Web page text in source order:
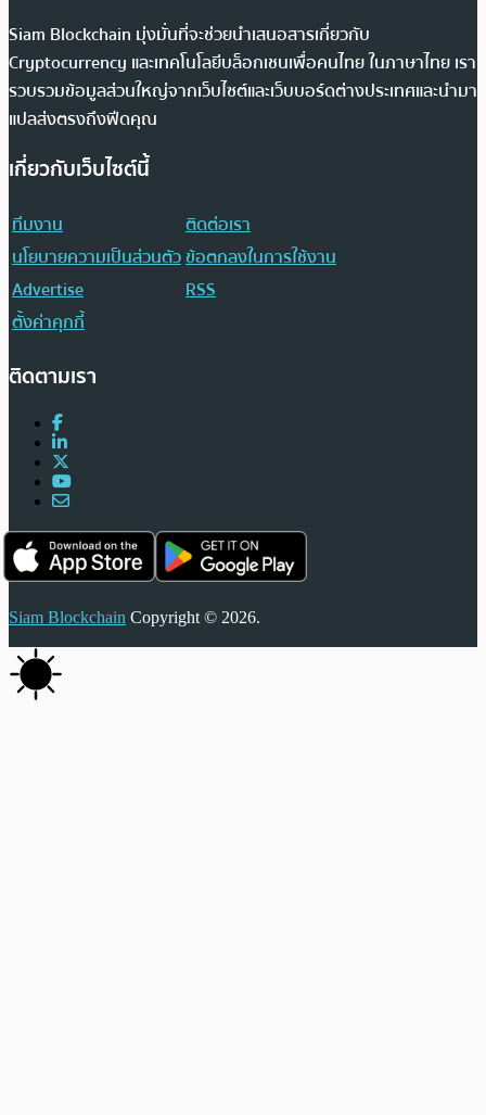
Siam Blockchain มุ่งมั่นที่จะช่วยนำเสนอสารเกี่ยวกับ
Cryptocurrency และเทคโนโลยีบล็อกเชนเพื่อคนไทย ในภาษาไทย เรา
รวบรวมข้อมูลส่วนใหญ่จากเว็บไซต์และเว็บบอร์ดต่างประเทศและนำมา
แปลส่งตรงถึงฟีดคุณ
เกี่ยวกับเว็บไซต์นี้
ทีมงาน
ติดต่อเรา
นโยบายความเป็นส่วนตัวข้อตกลงในการใช้งาน
Advertise
RSS
ตั้งค่าคุกกี้
ติดตามเรา
Siam Blockchain Copyright © 2026.